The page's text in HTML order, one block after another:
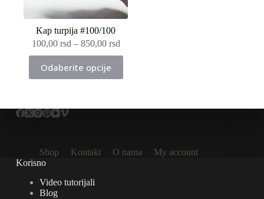
Kap turpija #100/100
100,00 rsd – 850,00 rsd
Odaberite opcije
proizvod
ima
na
proizvoda.
Shop Kontakt O nama
My account
Korisno
Video tutorijali
Blog